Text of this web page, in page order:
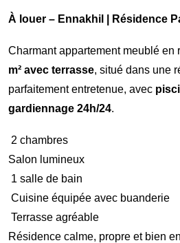
À louer – Ennakhil | Résidence
Charmant appartement meublé en
m² avec terrasse, situé dans une
parfaitement entretenue, avec
gardiennage 24h/24.
2 chambres
Salon lumineux
1 salle de bain
Cuisine équipée avec buanderie
Terrasse agréable
Résidence calme, propre et bien